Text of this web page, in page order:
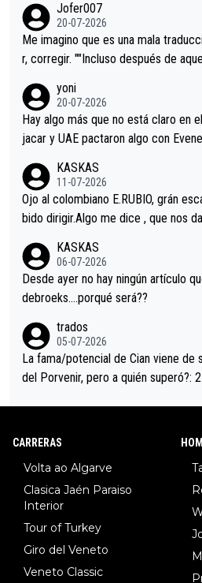
Minguez, Velez etc etc.Me da pena
tristes sin victorias.
Jofer007
20-07-2026
Me imagino que es una mala
r, corregir. ""Incluso después de
permaneció pegado a su rueda.
a que era capaz de controlar el
yoni
20-07-2026
Hay algo más que no está claro en
jacar y UAE pactaron algo con
i sin pedalear, luego está el saludo
mano de una manera muy fraternal,
es en el hombro con que saludaba a
eta, a ver si por querer poner a Del
ción de podio UAE y Pojacar se van
KASKAS
11-07-2026
Ojo al colombiano E.RUBIO, grán
bido dirigir.Algo me dice ,
KASKAS
06-07-2026
Desde ayer no hay ningún artículo que no
debroeks….porqué será??
trados
05-07-2026
La fama/potencial de Cian viene de
del Porvenir, pero a quién superó?:
8.Lenny Martinez (Bahrein), 9. Van
CARRERAS
Volta ao Algarve
Clasica Jaén Paraiso
Interior
Tour of Turkey
Giro del Veneto
Veneto Classic